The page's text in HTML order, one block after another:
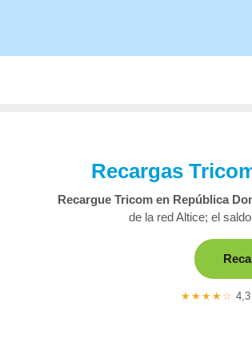
Recargas
Recargue Tricom en República
de la red Altice; el
★★★★☆